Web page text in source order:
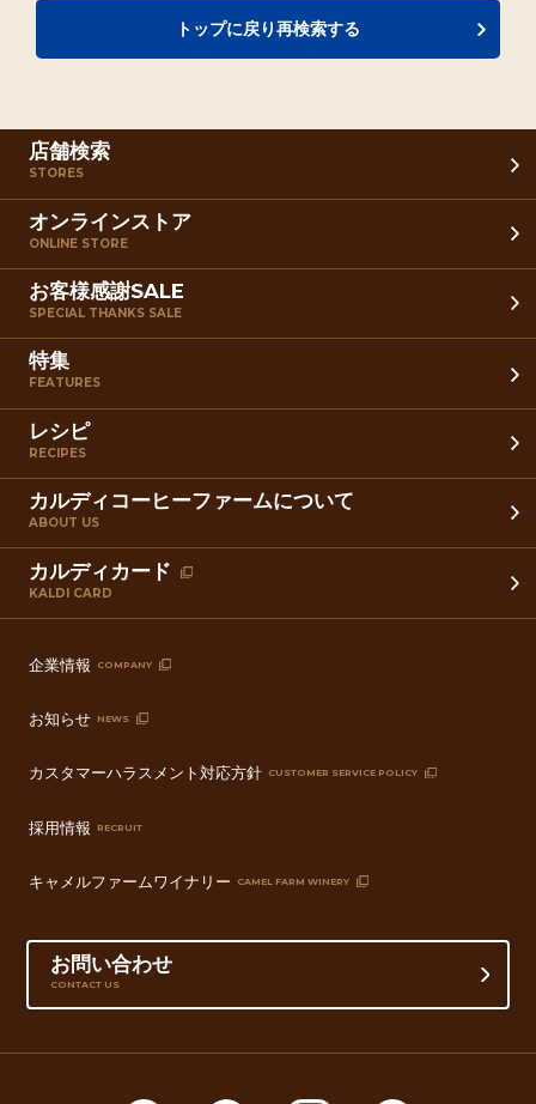
トップに戻り再検索する
店舗検索
STORES
オンラインストア
ONLINE STORE
お客様感謝SALE
SPECIAL THANKS SALE
特集
FEATURES
レシピ
RECIPES
カルディコーヒーファームについて
ABOUT US
カルディカード
KALDI CARD
企業情報 COMPANY
お知らせ NEWS
カスタマーハラスメント対応方針 CUSTOMER SERVICE POLICY
採用情報 RECRUIT
キャメルファームワイナリー CAMEL FARM WINERY
お問い合わせ
CONTACT US